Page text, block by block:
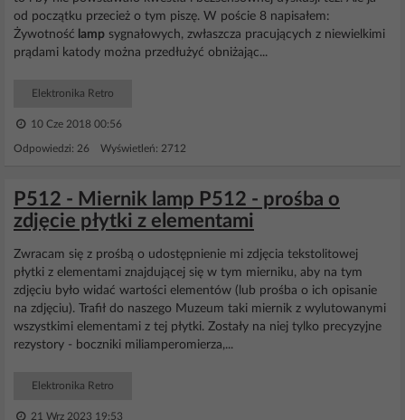
od początku przecież o tym piszę. W poście 8 napisałem:
Żywotność lamp sygnałowych, zwłaszcza pracujących z niewielkimi
prądami katody można przedłużyć obniżając...
Elektronika Retro
10 Cze 2018 00:56
Odpowiedzi: 26 Wyświetleń: 2712
P512 - Miernik lamp P512 - prośba o
zdjęcie płytki z elementami
Zwracam się z prośbą o udostępnienie mi zdjęcia tekstolitowej
płytki z elementami znajdującej się w tym mierniku, aby na tym
zdjęciu było widać wartości elementów (lub prośba o ich opisanie
na zdjęciu). Trafił do naszego Muzeum taki miernik z wylutowanymi
wszystkimi elementami z tej płytki. Zostały na niej tylko precyzyjne
rezystory - boczniki miliamperomierza,...
Elektronika Retro
21 Wrz 2023 19:53